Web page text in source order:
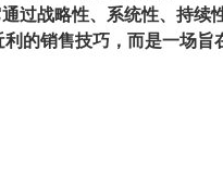
过战略性、系统性、持续
的销售技巧，而是一场